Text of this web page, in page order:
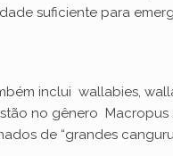
suficiente para
inclui wallabies,
no gênero
de “grandes